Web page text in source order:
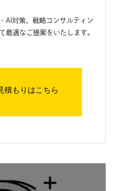
AI対策、戦略コンサルティン
最適なご提案をいたします。
積もりはこちら